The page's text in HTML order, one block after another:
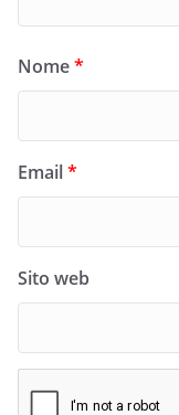
Nome*
Email*
Sito web